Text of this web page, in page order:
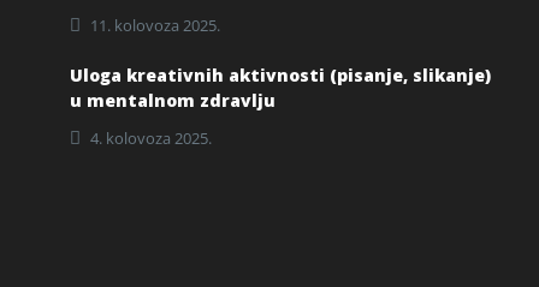
11. kolovoza 2025.
Uloga kreativnih aktivnosti (pisanje, slikanje)
u mentalnom zdravlju
4. kolovoza 2025.